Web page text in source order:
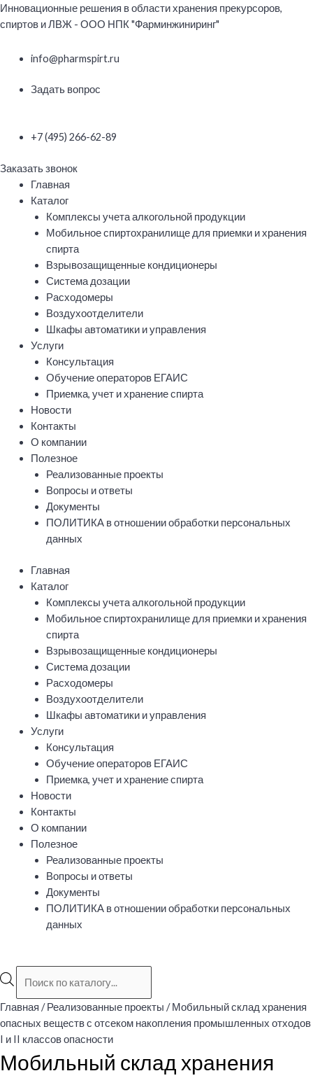
Перейти
к
Инновационные решения в области хранения прекурсоров,
спиртов и ЛВЖ - ООО НПК "Фарминжиниринг"
info@pharmspirt.ru
Задать вопрос
+7 (495) 266-62-89
Заказать звонок
Меню
Главная
Каталог
Комплексы учета алкогольной продукции
Мобильное спиртохранилище для приемки и хранения
спирта
Взрывозащищенные кондиционеры
Система дозации
Расходомеры
Воздухоотделители
Шкафы автоматики и управления
Услуги
Консультация
Обучение операторов ЕГАИС
Приемка, учет и хранение спирта
Новости
Контакты
О компании
Полезное
Реализованные проекты
Вопросы и ответы
Документы
ПОЛИТИКА в отношении обработки персональных
данных
Главная
Каталог
Комплексы учета алкогольной продукции
Мобильное спиртохранилище для приемки и хранения
спирта
Взрывозащищенные кондиционеры
Система дозации
Расходомеры
Воздухоотделители
Шкафы автоматики и управления
Услуги
Консультация
Обучение операторов ЕГАИС
Приемка, учет и хранение спирта
Новости
Контакты
О компании
Полезное
Реализованные проекты
Вопросы и ответы
Документы
ПОЛИТИКА в отношении обработки персональных
данных
товаров
Главная /Реализованные проекты / Мобильный склад хранения
опасных веществ с отсеком накопления промышленных отходов
I и II классов опасности
Мобильный склад хранения